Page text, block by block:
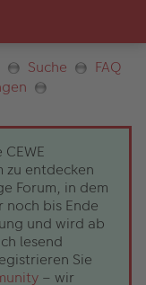
Suche
FAQ
zu entdecken
Forum, in dem
noch bis Ende
und wird ab
lesend
Sie
– wir